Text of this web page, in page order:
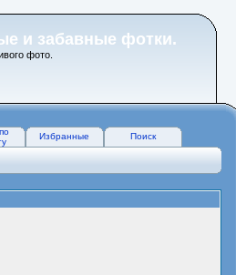
и забавные фотки.
фото.
Избранные Поиск